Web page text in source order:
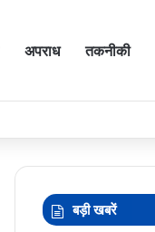
अपराध तकनीकी
बड़ी खबरें